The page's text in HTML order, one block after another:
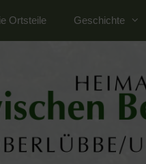
Ortsteile Geschichte